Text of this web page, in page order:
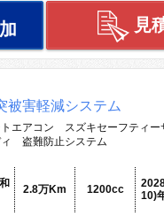
見
害軽減システム
アコン スズキセーフティ
盗難防止システム
2.8万Km 1200cc
10)